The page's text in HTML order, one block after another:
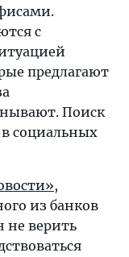
с
предлагают
Поиск
социальных
,
из банков
не верить